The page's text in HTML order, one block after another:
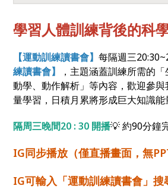
學習人體訓練背後的科
【運動訓練讀書會】每隔週三
練讀書會】
，主題涵蓋訓練所需的
動學、動作解析」等內容，歡迎參
量學習，日積月累將形成巨大知識
隔周三晚間20 : 30 開播💡約90分鐘
IG同步播放（僅直播畫面，無
IG可輸入「運動訓練讀書會」搜